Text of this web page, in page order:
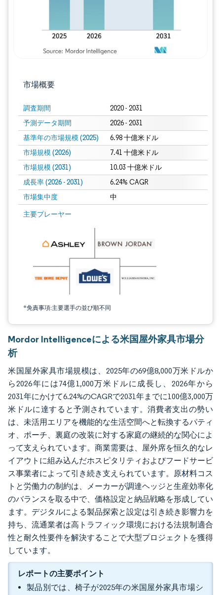
市場概要
調査期間 2020 - 2031
予測データ期間 2026 - 2031
基準年の市場規模 (2025) 6.98 十億米ドル
市場規模 (2026) 7.41 十億米ドル
市場規模 (2031) 10.03 十億米ドル
成長率 (2026 - 2031) 6.24% CAGR
市場集中度 中
主要プレーヤー
*免責事項:主要選手の並び順不同
画像 © Mordor Intelligence。再利用にはCC BY 4.0の表示が必要です。
Mordor Intelligenceによる米国屋外家具市場分
析
米国屋外家具市場規模は、2025年の69億8,000万米ドルか
ら2026年には74億1,000万米ドルに成長し、2026年から
2031年にかけて6.24%のCAGRで2031年までに100億3,000万
米ドルに達すると予測されています。消費者支出の勢い
は、未活用エリアを機能的な生活空間へと転換するパティ
オ、ポーチ、裏庭の改装に対する家庭の継続的な関心によ
って支えられています。商業需要は、屋外席を恒久的なレ
イアウトに組み込んだホスピタリティおよびフードサービ
ス事業者によって引き続き支えられています。原材料コス
トと労働力の制約は、メーカーが調達ヘッジと生産効率化
のバランスを取る中で、価格設定と納品戦略を形成してい
ます。デジタルによる製品探索と設定は引き続き影響力を
持ち、流通業者は高トラフィック環境における法規制適合
性と耐久性要件を解決することで大型プロジェクトを獲得
しています。
レポートの主要ポイント
製品別では、椅子が2025年の米国屋外家具市場シ